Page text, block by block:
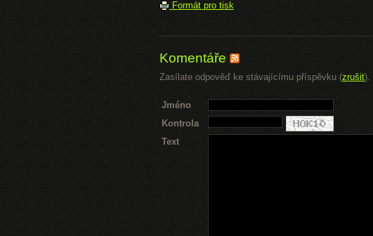
Formát pro tisk
Komentáře
Zasílate odpověď ke stávajícímu příspěvku (zrušit).
Jméno
Kontrola
Text